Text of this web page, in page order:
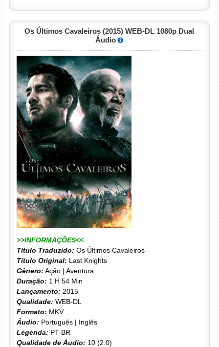
Os Últimos Cavaleiros (2015) WEB-DL 1080p Dual
Áudio
>>INFORMAÇÕES<<
Título Traduzido: Os Últimos Cavaleiros
Título Original: Last Knights
Gênero: Ação | Aventura
Duração: 1 H 54 Min
Lançamento: 2015
Qualidade: WEB-DL
Formato: MKV
Áudio: Português | Inglês
Legenda: PT-BR
Qualidade de Áudio: 10 (2.0)